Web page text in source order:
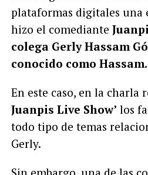
plataformas digitales una
hizo el comediante
colega Gerly Hassam
conocido como Hassam.
En este caso, en la charla
Juanpis Live Show’ los
todo tipo de temas
Gerly.